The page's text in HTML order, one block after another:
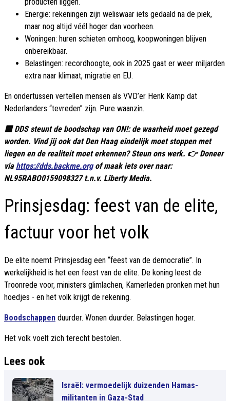
producten liggen.
Energie: rekeningen zijn weliswaar iets gedaald na de piek,
maar nog altijd véél hoger dan voorheen.
Woningen: huren schieten omhoog, koopwoningen blijven
onbereikbaar.
Belastingen: recordhoogte, ook in 2025 gaat er weer miljarden
extra naar klimaat, migratie en EU.
En ondertussen vertellen mensen als VVD’er Henk Kamp dat
Nederlanders “tevreden” zijn. Pure waanzin.
🟦 DDS steunt de boodschap van ON!: de waarheid moet gezegd
worden. Vind jij ook dat Den Haag eindelijk moet stoppen met
liegen en de realiteit moet erkennen? Steun ons werk. 👉 Doneer
viahttps://dds.backme.orgof maak iets over naar:
NL95RABO0159098327 t.n.v. Liberty Media.
Prinsjesdag: feest van de elite,
factuur voor het volk
De elite noemt Prinsjesdag een “feest van de democratie”. In
werkelijkheid is het een feest van de elite. De koning leest de
Troonrede voor, ministers glimlachen, Kamerleden pronken met hun
hoedjes - en het volk krijgt de rekening.
Boodschappen duurder. Wonen duurder. Belastingen hoger.
Het volk voelt zich terecht bestolen.
Lees ook
Israël: vermoedelijk duizenden Hamas-
militanten in Gaza-Stad